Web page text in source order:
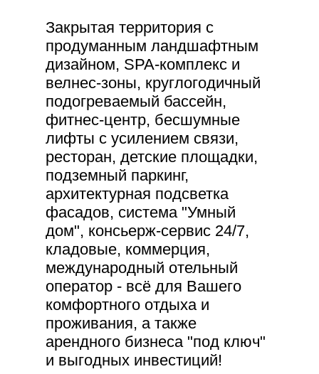
Закрытая территория с
продуманным ландшафтным
дизайном, SPA-комплекс и
велнес-зоны, круглогодичный
подогреваемый бассейн,
фитнес-центр, бесшумные
лифты с усилением связи,
ресторан, детские площадки,
подземный паркинг,
архитектурная подсветка
фасадов, система "Умный
дом", консьерж-сервис 24/7,
кладовые, коммерция,
международный отельный
оператор - всё для Вашего
комфортного отдыха и
проживания, а также
арендного бизнеса "под ключ"
и выгодных инвестиций!